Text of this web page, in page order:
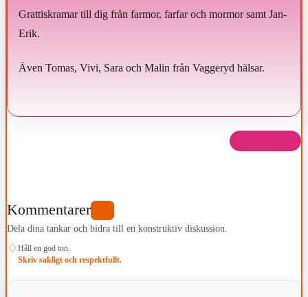
Grattiskramar till dig från farmor, farfar och mormor samt Jan-
Erik.
Även Tomas, Vivi, Sara och Malin från Vaggeryd hälsar.
Kommentarer
Dela dina tankar och bidra till en konstruktiv diskussion.
♢ Håll en god ton.
Skriv sakligt och respektfullt.